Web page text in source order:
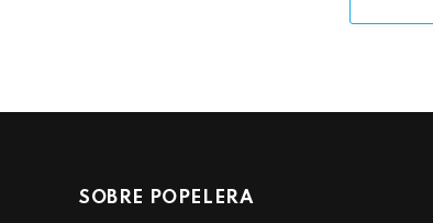
SOBRE POPELERA